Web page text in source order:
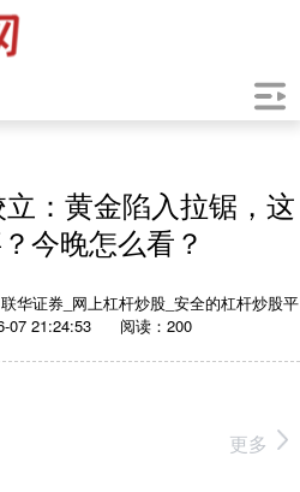
：黄金陷入拉锯，这
今晚怎么看？
华证券_网上杠杆炒股_安全的杠杆炒股平
07 21:24:53 阅读：200
更多